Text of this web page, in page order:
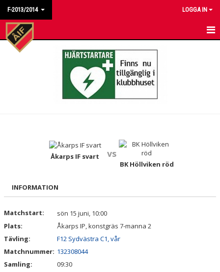
F-2013/2014 LOGGA IN
HEM
KONTAKT
Åkarps IF svart vs
BK Höllviken röd
INFORMATION
Matchstart:
sön 15 juni, 10:00
Plats:
Åkarps IP, konstgräs 7-manna 2
Tävling:
F12 Sydvästra C1, vår
Matchnummer: 132308044
Samling:
09:30